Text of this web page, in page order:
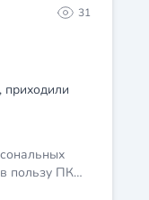
31
приходили
пользу ПКО,